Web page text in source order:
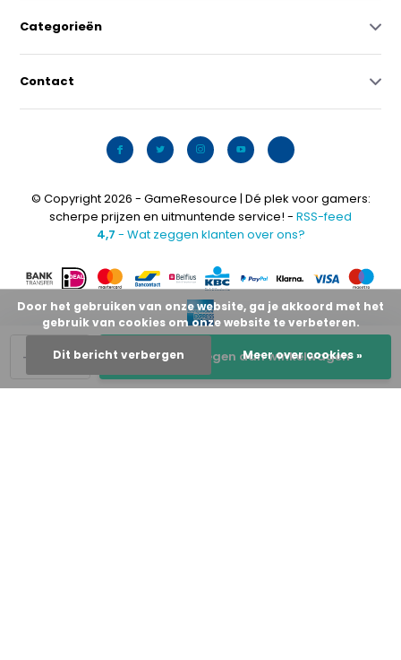
+
- Toevoegen aan winkelwagen
Categorieën
Contact
© Copyright 2026 - GameResource | Dé plek voor gamers:
scherpe prijzen en uitmuntende service! - RSS-feed
4,7 - Wat zeggen klanten over ons?
Door het gebruiken van onze website, ga je akkoord met het
gebruik van cookies om onze website te verbeteren.
Dit bericht verbergen Meer over cookies »